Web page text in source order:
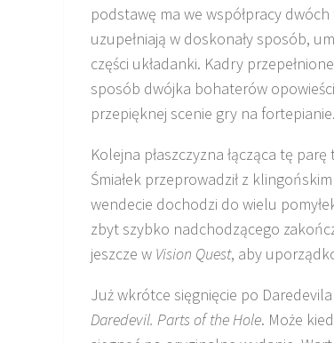
podstawę ma we współpracy
uzupełniają w doskonały sposób,
części układanki. Kadry
sposób dwójka bohaterów
przepięknej scenie gry na fortepianie.
Kolejna płaszczyzna łącząca tę
Śmiałek przeprowadził z
wendecie dochodzi do wielu
zbyt szybko nadchodzącego
jeszcze w Vision Quest, aby
Już wkrótce sięgnięcie po
Daredevil. Parts of the Hole. Może